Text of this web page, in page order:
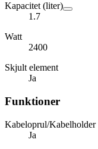
Kapacitet (liter)
1.7
Watt
2400
Skjult element
Ja
Funktioner
Kabeloprul/Kabelholder
Ja